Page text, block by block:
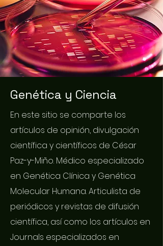
Genética y Ciencia
En este sitio se comparte los
artículos de opinión, divulgación
científica y científicos de César
Paz-y-Miño. Médico especializado
en Genética Clínica y Genética
Molecular Humana. Articulista de
periódicos y revistas de difusión
científica, así como los artículos en
Journals especializados en